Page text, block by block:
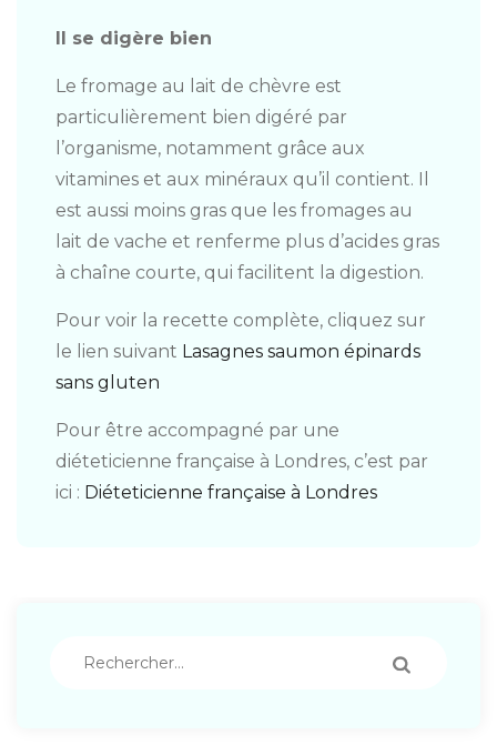
Il se digère bien
Le fromage au lait de chèvre est
particulièrement bien digéré par
l’organisme, notamment grâce aux
vitamines et aux minéraux qu’il contient. Il
est aussi moins gras que les fromages au
lait de vache et renferme plus d’acides gras
à chaîne courte, qui facilitent la digestion.
Pour voir la recette complète, cliquez sur
le lien suivant Lasagnes saumon épinards
sans gluten
Pour être accompagné par une
diéteticienne française à Londres, c’est par
ici : Diéteticienne française à Londres